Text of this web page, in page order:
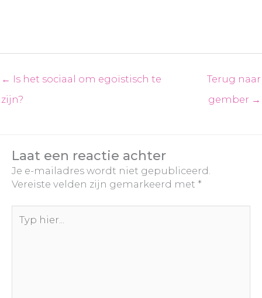
← Is het sociaal om egoïstisch te
zijn?
Terug naar
gember →
Laat een reactie achter
Je e-mailadres wordt niet gepubliceerd.
Vereiste velden zijn gemarkeerd met *
hier...